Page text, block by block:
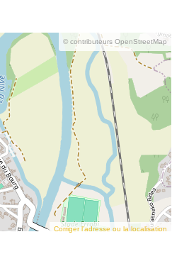
© contributeurs OpenStreetMap
Corriger l’adresse ou la localisation